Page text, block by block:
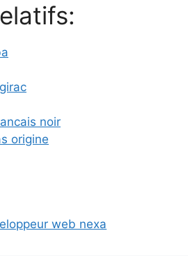
noir
origine
web nexa